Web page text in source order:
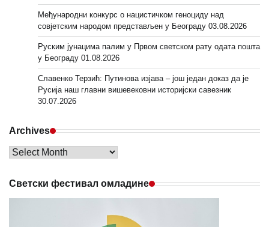
Међународни конкурс о нацистичком геноциду над
совјетским народом представљен у Београду 03.08.2026
Руским јунацима палим у Првом светском рату одата пошта
у Београду 01.08.2026
Славенко Терзић: Путинова изјава – још један доказ да је
Русија наш главни вишевековни историјски савезник
30.07.2026
Archives
Archives
Светски фестивал омладине